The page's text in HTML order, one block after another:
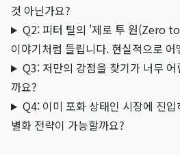
것 아닌가요?
Q2: 피터 틸의 '제로 투 원(Zero
이야기처럼 들립니다. 현실적으로
Q3: 저만의 강점을 찾기가 너무
까요?
Q4: 이미 포화 상태인 시장에 진
별화 전략이 가능할까요?